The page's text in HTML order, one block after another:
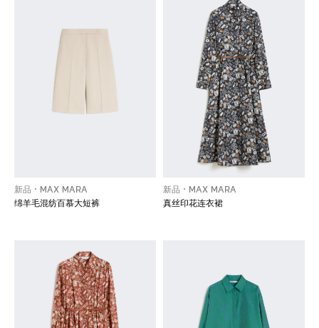
新品
MAX MARA
绵羊毛混纺百慕大短裤
新品
MAX MARA
真丝印花连衣裙